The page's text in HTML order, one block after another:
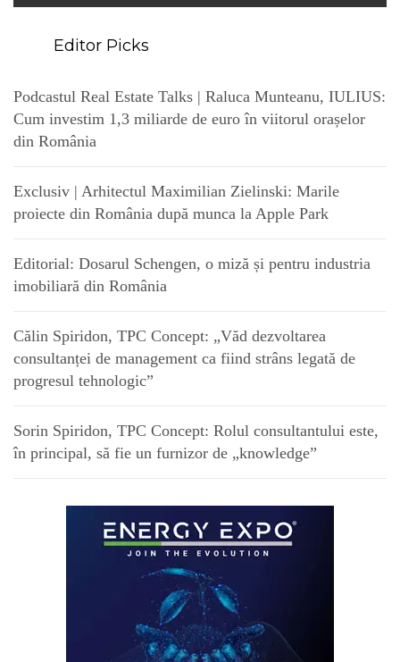
Editor Picks
Podcastul Real Estate Talks | Raluca Munteanu, IULIUS:
Cum investim 1,3 miliarde de euro în viitorul orașelor
din România
Exclusiv | Arhitectul Maximilian Zielinski: Marile
proiecte din România după munca la Apple Park
Editorial: Dosarul Schengen, o miză și pentru industria
imobiliară din România
Călin Spiridon, TPC Concept: „Văd dezvoltarea
consultanței de management ca fiind strâns legată de
progresul tehnologic”
Sorin Spiridon, TPC Concept: Rolul consultantului este,
în principal, să fie un furnizor de „knowledge”